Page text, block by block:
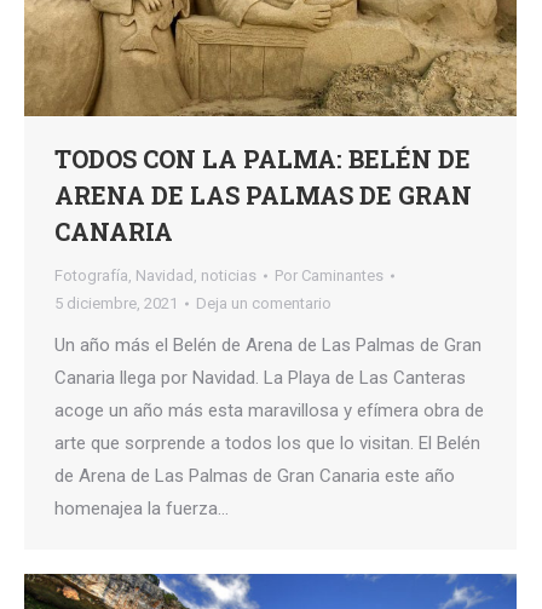
TODOS CON LA PALMA: BELÉN DE
ARENA DE LAS PALMAS DE GRAN
CANARIA
Fotografía, Navidad , noticias Por Caminantes
5 diciembre, 2021
Deja un comentario
Un año más el Belén de Arena de Las Palmas de Gran
Canaria llega por Navidad. La Playa de Las Canteras
acoge un año más esta maravillosa y efímera obra de
arte que sorprende a todos los que lo visitan. El Belén
de Arena de Las Palmas de Gran Canaria este año
homenajea la fuerza…